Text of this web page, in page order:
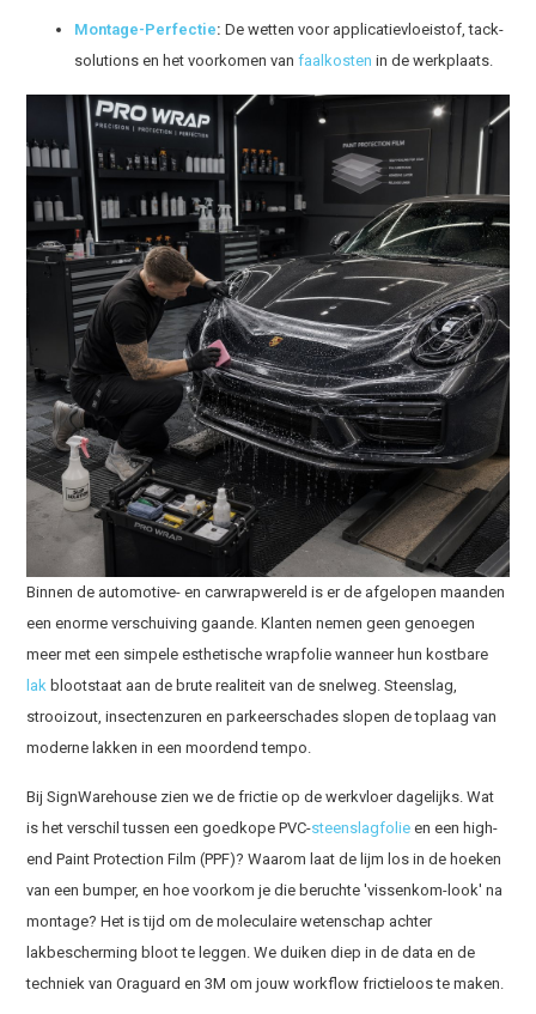
Montage-Perfectie: De wetten voor applicatievloeistof, tack-
solutions en het voorkomen vanfaalkosten in de werkplaats.
Binnen de automotive- en carwrapwereld is er de afgelopen maanden
een enorme verschuiving gaande. Klanten nemen geen genoegen
meer met een simpele esthetische wrapfolie wanneer hun kostbare
lak blootstaat aan de brute realiteit van de snelweg. Steenslag,
strooizout, insectenzuren en parkeerschades slopen de toplaag van
moderne lakken in een moordend tempo.
Bij SignWarehouse zien we de frictie op de werkvloer dagelijks. Wat
is het verschil tussen een goedkope PVC-steenslagfolie en een high-
end Paint Protection Film (PPF)? Waarom laat de lijm los in de hoeken
van een bumper, en hoe voorkom je die beruchte 'vissenkom-look' na
montage? Het is tijd om de moleculaire wetenschap achter
lakbescherming bloot te leggen. We duiken diep in de data en de
techniek van Oraguard en 3M om jouw workflow frictieloos te maken.